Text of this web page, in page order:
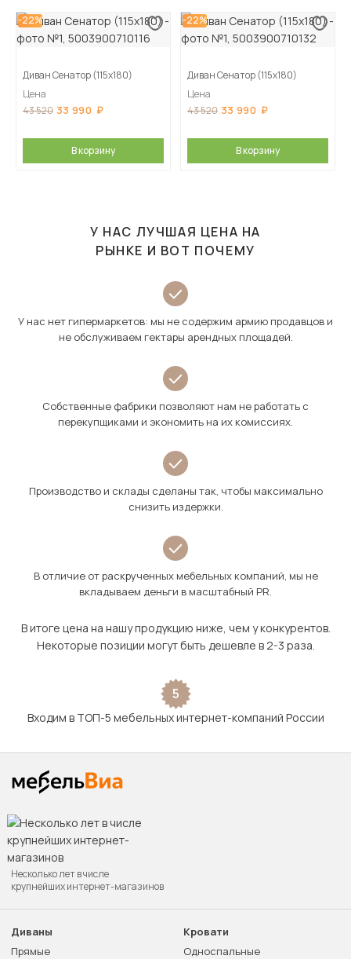
-22%
Диван Сенатор (115х180)
Цена
43 520 33 990
В корзину
-22%
Диван Сенатор (115х180)
Цена
43 520 33 990
В корзину
У НАС ЛУЧШАЯ ЦЕНА НА
РЫНКЕ И ВОТ ПОЧЕМУ
У нас нет гипермаркетов: мы не содержим армию продавцов и
не обслуживаем гектары арендных площадей.
Собственные фабрики позволяют нам не работать с
перекупщиками и экономить на их комиссиях.
Производство и склады сделаны так, чтобы максимально
снизить издержки.
В отличие от раскрученных мебельных компаний, мы не
вкладываем деньги в масштабный PR.
В итоге цена на нашу продукцию ниже, чем у конкурентов.
Некоторые позиции могут быть дешевле в 2-3 раза.
5
Входим в ТОП-5 мебельных интернет-компаний России
Несколько лет в числе
крупнейших интернет-магазинов
Диваны
Прямые
Кровати
Односпальные